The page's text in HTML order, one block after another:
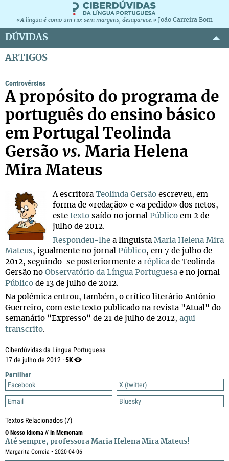
«A língua é como um rio: sem margens, desaparece.» João Carreira Bom
DÚVIDAS
ARTIGOS
Ciberdúvidas da Língua Portuguesa
17 de julho de 2012 ·5K
Partilhar
Facebook
X (twitter)
Email
Bluesky
Textos Relacionados(7)
O Nosso Idioma // In Memoriam
Até sempre, professora Maria Helena Mira Mateus!
Margarita Correia • 2020-04-06
Controvérsias
A propósito do programa de
português do ensino básico
em Portugal Teolinda
Gersão vs. Maria Helena
Mira Mateus
A escritora Teolinda Gersão escreveu, em
forma de «redação» e «a pedido» dos netos,
este texto saído no jornal Público em 2 de
julho de 2012.
Respondeu-lhe a linguista Maria Helena Mira
Mateus, igualmente no jornal Público, em 7 de julho de
2012, seguindo-se posteriormente a réplica de Teolinda
Gersão no Observatório da Língua Portuguesa e no jornal
Público de 13 de julho de 2012.
Na polémica entrou, também, o crítico literário António
Guerreiro, com este texto publicado na revista "Atual" do
semanário "Expresso" de 21 de julho de 2012, aqui
transcrito.